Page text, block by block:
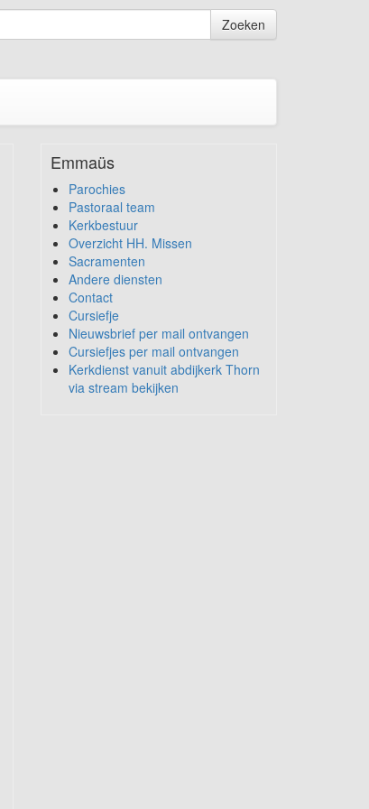
Zoeken
Emmaüs
Parochies
Pastoraal team
Kerkbestuur
Overzicht HH. Missen
Sacramenten
Andere diensten
Contact
Cursiefje
Nieuwsbrief per mail ontvangen
Cursiefjes per mail ontvangen
Kerkdienst vanuit abdijkerk Thorn
via stream bekijken